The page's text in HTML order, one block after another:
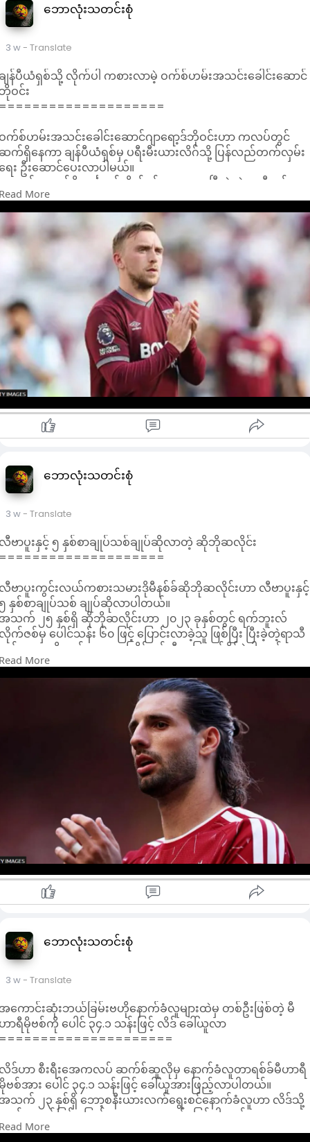
ယ်။
သက် ၃၉ နှစ်ရှိ မက်ဆီက "သူက အခု ကမ္ဘာ့အကောင်းဆုံး
ောင်မြင်မှု ဖြစ်လာမှာ ဖြစ်လို့ သူ့အတွက် ဆုမွန်ကောင်းတောင်းပါ
ယ်။ သူ့ရဲ့အကောင်းဆုံးမထွက်ပေါ်လာအောင် ကျွန်တော်တို့
န်းချုပ်သွားပါမယ်။ စပိန်က သူ့ကြောင့်သာ မဟုတ်ပါဘူး။ တကယ့်
သင်းကောင်းတစ်သင်းပါ။ သူက ဂလိုဘယ်စတားပါ။ တကယ့်
စားသမားဘဝ ရှေ့ဆက်ဖို့ အများကြီး ကျန်သေးတယ်။ သူ့
တွက် အကောင်းဆုံးဖြစ်လာဖို့ ဆုတောင်းပါတယ်။ ဒါပေမဲ့ ဒီတစ်
ြိမ်မှာ သူ ချန်ပီယံ မဖြစ်လာဖို့ ကျွန်တော်တို့ အစွမ်းကုန် လုပ်သွား
ယ်"လို့ ပြောကြားသွားပါတယ်။
ောကြာနေ့က ပြုလုပ်တဲ့ ပရိသတ်တွေ့ဆုံပွဲသို့ မက်ဆီအပြင် အာ
ည်း တက်ရောက်ခဲ့ပါတယ်။
တင်းစာရှင်းလင်းပွဲတွင် အာဂျင်တီးနားနည်းပြလီယွန်နယ်စကာလို
ဟာ စပိန်နည်းပြလူးဝစ်ဒီဖူအန်တီနှင့် တွေ့ဆုံပွေ့ဖက်ခဲ့ပါတယ်။
ကာလိုနီဟာ စပိန်တွင် ယူအီးအက်ဖ်အေပရိုလိုင်စင် ရရှိရန် ကြိုးပမ်း
န်းက လူးဝစ်ဒီလာဖူအန်တီထံတွင် ပ့ညာသင်ယူခဲ့သူလည်း ဖြစ်ပါ
ယ်။
ဘောလုံးသတင်းစုံ
3 w- Translate
ျန်ပီယံရှစ်သို့ လိုက်ပါ ကစားလာမဲ့ ဝက်စ်ဟမ်းအသင်းခေါင်းဆောင်
ဝင်း
က်စ်ဟမ်းအသင်းခေါင်းဆောင်ဂျာရော့ဒ်ဘိုဝင်းဟာ ကလပ်တွင်
က်ရှိနေကာ ချန်ပီယံရှစ်မှ ပရီးမီးယားလိဂ်သို့ ပြန်လည်တက်လှမ်း
ေး ဦးဆောင်ပေးလာပါမယ်။
သက် ၂၉ နှစ်ရှိ အင်္ဂလန်တိုက်စစ်သမားဟာ ပြီးခဲ့တဲ့ရာသီတုန်းက
ာသီသိမ်းပွဲတွင် ဝက်စ်ဟမ်းနှင့် ပရီးမီးယားလိဂ်မှ တန်းဆင်းခဲ့ရပြီး
ောက် အနာဂတ်မရေမရာ ဖြစ်နေခဲ့သူလည်း ဖြစ်ပါတယ်။
ဝင်းဟာ ၂၀၂၀ ခုနှစ်တွင် ဟားလ်စီးတီးမှ ပြောင်းလာပြီးနောက် ဝ
စ်ဟမ်းအတွက် ပွဲ ၂၈၀ ကစားထားကာ ၈၅ ဂိုးသွင်းယူထားသူ ဖြစ်
ြီး ၂၀၂၄ ခုနှစ်တွင် ကတ်ဇူးမား ထွက်ခွာသွားချိန်တွင် အသင်း
ေါင်းဆောင်ဖြစ်လာသူ ဖြစ်ပါတယ်။
ဟာ အင်္ဂလန်အတွက် ၂၂ ပွဲကစားထားပေမဲ့လည်း တူချယ်ရဲ့ ကမ္
ာ့ဖလားပြိုင်ပွဲဝင် အင်္ဂလန်အသင်းအတွင် ရွေးချယ်ခြင်းမခံထားရ
း။
ဝင်း ဆက်ရှိနေလာမှုက ၂၀၁၁-၁၂ ရာသီနောက်ပိုင်း ပထမဆုံး
ျန်ပီယံရှစ်ရာသီအတွက် ပြင်ဆင်နေတဲ့ ဝက်စ်ဟမ်းအတွက်
တင်းကောင်းတစ်ခု ဖြစ်နေပါတယ်။
ဝင်းဟာ ပြီးခဲ့တဲ့ရာသီတုန်းက ဝက်စ်ဟမ်းရဲ့ ပရီးမီးယားလိဂ်ပွဲ
င်း ပွဲထွက်ကစားကာ ၉ ဂိုးသွင်းယူပေးခဲ့သူ ဖြစ်ပါတယ်။
ဟာ ၂၀၂၃ ခုနှစ်တုန်းက ၄၃ နှစ်အတွင်း ပထမဆုံးအရေးပါတဲ့ ဆု
လားအဖြစ် ကွန်ဖရင့်လိဂ်ဖလားဆွတ်ခူးနိုင်အောင် ဗိုလ်လုပွဲ ပထမ
းမိနစ်မှာပင် အနိုင်ဂိုးသွင်းယူပေးခဲ့သူ ဖြစ်ပါတယ်။
More
ဘောလုံးသတင်းစုံ
3 w- Translate
ဗာပူးနှင့် ၅ နှစ်စာချုပ်သစ်ချုပ်ဆိုလာတဲ့ ဆိုဘိုဆလိုင်း
ဗာပူးကွင်းလယ်ကစားသမားဒိုမီနစ်ခ်ဆိုဘိုဆလိုင်းဟာ လီဗာပူးနှင့်
နှစ်စာချုပ်သစ် ချုပ်ဆိုလာပါတယ်။
သက် ၂၅ နှစ်ရှိ ဆိုဘိုဆလိုင်းဟာ ၂၀၂၃ ခုနှစ်တွင် ရက်ဘူးလ်
က်ဇစ်မှ ပေါင်သန်း ၆၀ ဖြင့် ပြောင်းလာခဲ့သူ ဖြစ်ပြီး ပြီးခဲ့တဲ့ရာသီ
န်းက ၁၃ ဂိုးသွင်းကာ ၁၂ ကြိမ် ဖန်တီးမှု ပြုလုပ်နိုင်ခဲ့ပါတယ်။
န်ဂေရီလက်ရွေးစင်ရဲ့ ယခင်စာချုပ်မှာ ၂ နှစ်စာချုပ်သက်တမ်း
ျန်နေသေးပေမဲ့လည်း ကလပ်ဘက်က ၎င်းမှာ ရေရှည်စီမံကိန်းတွင်
ရေးပါတဲ့ အခန်းကဏ္ဍက ပါဝင်နေမှုနှင့်အတူ ယခုကဲ့သို့ နှစ်ရှည်
ာချုပ်သစ်ချုပ်ဆိုလာတာလည်း ဖြစ်ပါတယ်။
ဗာပူးဟာ ယခုနွေရာသီတွင် အသင်းရဲ့စီနီယာကစားသမားများဖြစ်
ြတဲ့ မိုဟာမက်ဆာလက်၊ အီဘရာဟမ်ကိုနာတေးနှင့် အင်ဒီရော
တ်ဆင်တို့အား ထွက်ခွာခွင်ပေးထားပြီး နည်းပြသစ်အန်ဒိုနီအိုင်ရာ
လာ လက်အောက်တွင် အသင်းသစ်တည်ဆောက်ရန် စီစဉ်နေပါ
ဘိုဆလိုင်းဟာ ရောဘတ်ဆင် ထွက်ခွာလာမှုနှင့်အတူ လီဗာပူးရဲ့
တိယအသင်းခေါင်းဆောင်အဖြစ် ခန့်အပ်ခြင်းခံလာရဖို့လည်း ရှိနေ
ါတယ်။ သူဟာ ဟန်ဂေရီအသင်းတွင် အသင်းခေါင်းဆောင်အဖြစ်
ာဝန်ယူနေသူလည်း ဖြစ်ပါတယ်။ S
More
ဘောလုံးသတင်းစုံ
3 w- Translate
ကောင်းဆုံးဘယ်ခြမ်းဗဟိုနောက်ခံလူများထဲမှ တစ်ဦးဖြစ်တဲ့ မီ
ာရီမိုဗစ်ကို ပေါင် ၃၄.၁ သန်းဖြင့် လိဒ် ခေါ်ယူလာ
ဒ်ဟာ စီးရီးအေကလပ် ဆက်စ်ဆူလိုမှ နောက်ခံလူတာရစ်ခ်မီဟာရီ
ဗစ်အား ပေါင် ၃၄.၁ သန်းဖြင့် ခေါ်ယူအားဖြည့်လာပါတယ်။
သက် ၂၃ နှစ်ရှိ ဘော့စနီးယားလက်ရွေးစင်နောက်ခံလူဟာ လိဒ်သို့
နှစ်စာချုပ်ဖြင့် ပြောင်းရွှေ့လာတာလည်း ဖြစ်ပါတယ်။
ဒ်ဟာ ဇွန်လတုန်းက ဘရိုက်တန်သို့ ပေါင်သန်း ၂၀ ဖြင့် ရောင်းချ
More